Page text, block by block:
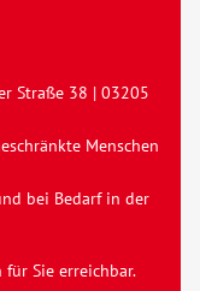
Straße 38 | 03205
Menschen
bei Bedarf in der
Sie erreichbar.